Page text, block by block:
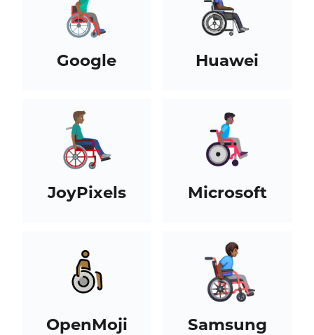
Google Huawei
JoyPixels Microsoft
OpenMoji Samsung